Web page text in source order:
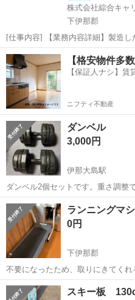
株式会社綜合キャ
下伊那郡
[仕事内容] 【業務内容詳細】製造
お仕事メイン)【取扱製品情報】航
請負工程でのお仕事。 。＋お仕事探しはコンシェルスタッフにおまか
せ＋。 あなたのお仕事探...
長野 下伊那郡 工場
【格安物件多
【保証人ナシ】賃
ニフティ不動産
ダンベル
3,000円
伊那大島駅
ダンベル2個セットです。重さ調整
少ホコリかぶってますが、傷や壊
ら多少対応できます。 その他詳細
ます。
長野 下伊那郡 伊那大島駅
ダンベル
ランニングマ
0円
下伊那郡
不要になったため、取りにきてく
ほど前のものになりますが、動作
己責任にてお願いします。
長野 下伊那郡 ランニング
スキー板